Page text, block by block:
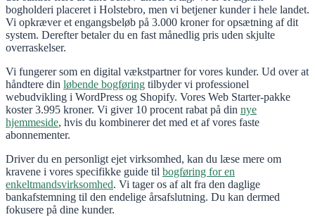
bogholderi placeret i Holstebro, men vi betjener kunder i hele landet.
Vi opkræver et engangsbeløb på 3.000 kroner for opsætning af dit
system. Derefter betaler du en fast månedlig pris uden skjulte
overraskelser.
Vi fungerer som en digital vækstpartner for vores kunder. Ud over at
håndtere din løbende bogføring tilbyder vi professionel
webudvikling i WordPress og Shopify. Vores Web Starter-pakke
koster 3.995 kroner. Vi giver 10 procent rabat på din nye
hjemmeside, hvis du kombinerer det med et af vores faste
abonnementer.
Driver du en personligt ejet virksomhed, kan du læse mere om
kravene i vores specifikke guide til bogføring for en
enkeltmandsvirksomhed. Vi tager os af alt fra den daglige
bankafstemning til den endelige årsafslutning. Du kan dermed
fokusere på dine kunder.